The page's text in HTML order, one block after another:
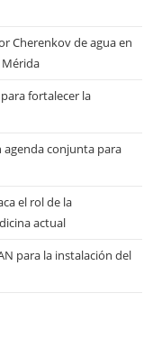
Cherenkov de agua en
fortalecer la
agenda conjunta para
el rol de la
actual
para la instalación del